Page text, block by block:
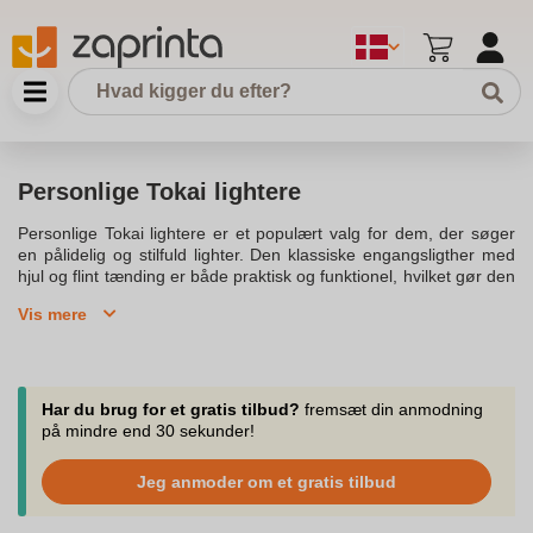
Personlige Tokai lightere
Personlige Tokai lightere er et populært valg for dem, der søger
en pålidelig og stilfuld lighter. Den klassiske engangsligther med
hjul og flint tænding er både praktisk og funktionel, hvilket gør den
tænding og en solid konstruktion kan disse lightere holde til
personlige præferencer.Vores personlige Tokai lightere er
designet med kundernes behov i tankerne, og de tilbyder en god
kombination af stil og funktionalitet. Du kan nemt bestille disse
prisvenlige og praktiske til forskellige formål. De er altid en god
investering, uanset om du er på udkig efter en reklamelighter med
logo eller en god engangslighter til privat brug.Med en hurtig
Vis mere
Har du brug for et gratis tilbud? fremsæt din anmodning
på mindre end 30 sekunder!
Jeg anmoder om et gratis tilbud